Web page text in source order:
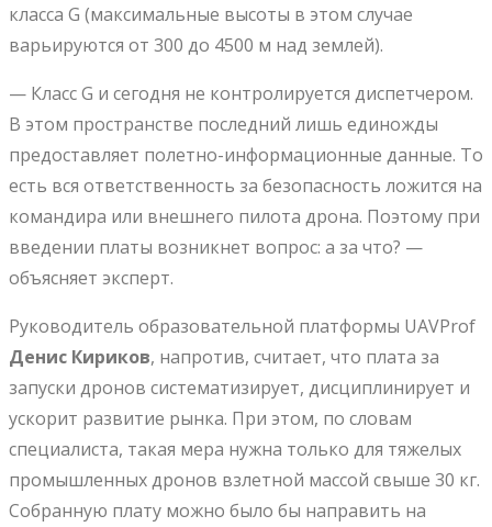
класса G (максимальные высоты в этом случае
варьируются от 300 до 4500 м над землей).
— Класс G и сегодня не контролируется диспетчером.
В этом пространстве последний лишь единожды
предоставляет полетно-информационные данные. То
есть вся ответственность за безопасность ложится на
командира или внешнего пилота дрона. Поэтому при
введении платы возникнет вопрос: а за что? —
объясняет эксперт.
Руководитель образовательной платформы UAVProf
Денис Кириков, напротив, считает, что плата за
запуски дронов систематизирует, дисциплинирует и
ускорит развитие рынка. При этом, по словам
специалиста, такая мера нужна только для тяжелых
промышленных дронов взлетной массой свыше 30 кг.
Собранную плату можно было бы направить на